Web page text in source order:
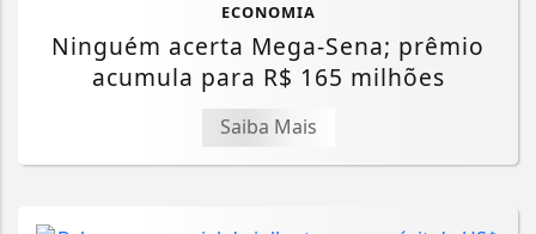
ECONOMIA
Ninguém acerta Mega-Sena; prêmio
acumula para R$ 165 milhões
Saiba Mais